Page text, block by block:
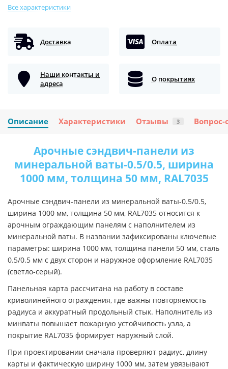
Все характеристики
Доставка Оплата
Наши контакты и
адреса
О покрытиях
Описание Характеристики Отзывы 3 Вопрос-
Арочные сэндвич-панели из
минеральной ваты-0.5/0.5, ширина
1000 мм, толщина 50 мм, RAL7035
Арочные сэндвич-панели из минеральной ваты-0.5/0.5,
ширина 1000 мм, толщина 50 мм, RAL7035 относится к
арочным ограждающим панелям с наполнителем из
минеральной ваты. В названии зафиксированы ключевые
параметры: ширина 1000 мм, толщина панели 50 мм, сталь
0.5/0.5 мм с двух сторон и наружное оформление RAL7035
(светло-серый).
Панельная карта рассчитана на работу в составе
криволинейного ограждения, где важны повторяемость
радиуса и аккуратный продольный стык. Наполнитель из
минваты повышает пожарную устойчивость узла, а
покрытие RAL7035 формирует наружный слой.
При проектировании сначала проверяют радиус, длину
карты и фактическую ширину 1000 мм, затем увязывают